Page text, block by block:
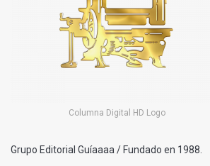
Columna Digital HD Logo
Grupo Editorial Guíaaaa / Fundado en 1988.